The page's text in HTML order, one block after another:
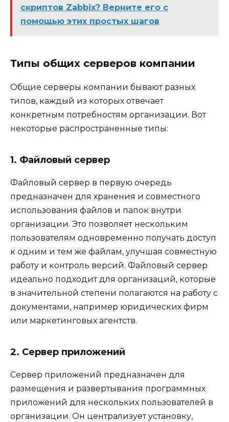
скриптов Zabbix? Верните его с
помощью этих простых шагов
Типы общих серверов компании
Общие серверы компании бывают разных
типов, каждый из которых отвечает
конкретным потребностям организации. Вот
некоторые распространенные типы:
1. Файловый сервер
Файловый сервер в первую очередь
предназначен для хранения и совместного
использования файлов и папок внутри
организации. Это позволяет нескольким
пользователям одновременно получать доступ
к одним и тем же файлам, улучшая совместную
работу и контроль версий. Файловый сервер
идеально подходит для организаций, которые
в значительной степени полагаются на работу с
документами, например юридических фирм
или маркетинговых агентств.
2. Сервер приложений
Сервер приложений предназначен для
размещения и развертывания программных
приложений для нескольких пользователей в
организации. Он централизует установку,